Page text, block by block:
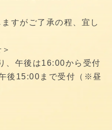
すがご了承の程、宜し
午後は16:00から受付
後15:00まで受付（※昼